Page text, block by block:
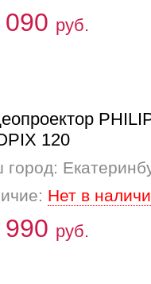
руб.
120
Нет в
руб.